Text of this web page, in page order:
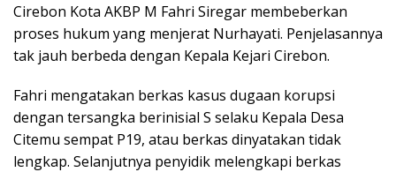
Cirebon Kota AKBP M Fahri Siregar membeberkan
proses hukum yang menjerat Nurhayati. Penjelasannya
tak jauh berbeda dengan Kepala Kejari Cirebon.
Fahri mengatakan berkas kasus dugaan korupsi
dengan tersangka berinisial S selaku Kepala Desa
Citemu sempat P19, atau berkas dinyatakan tidak
lengkap. Selanjutnya penyidik melengkapi berkas